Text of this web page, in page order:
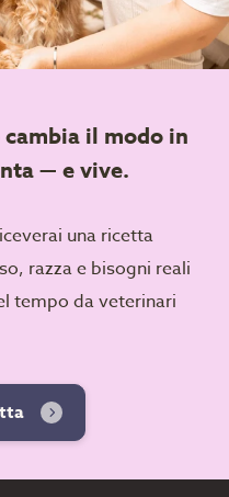
il modo in
— e vive.
una ricetta
razza e bisogni reali
tempo da veterinari